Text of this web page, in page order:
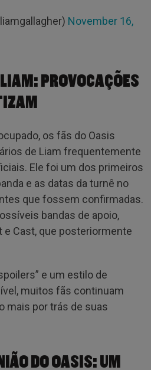
November 16,
PROVOCAÇÕES
os fãs do Oasis
de Liam frequentemente
Ele foi um dos primeiros
e as datas da turnê no
que fossem confirmadas.
bandas de apoio,
Cast, que posteriormente
e um estilo de
muitos fãs continuam
mais por trás de suas
DO OASIS: UM